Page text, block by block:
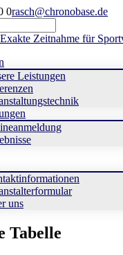
0rasch@chronobase.de
Leistungen
uns
Tabelle